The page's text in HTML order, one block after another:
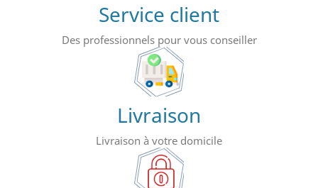
Service client
Des professionnels pour vous conseiller
Livraison
Livraison à votre domicile